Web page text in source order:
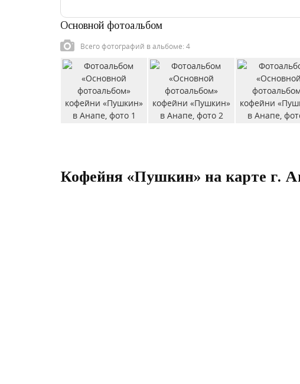
Основной фотоальбом
Всего фотографий в альбоме: 4
Кофейня «Пушкин» на карте г.